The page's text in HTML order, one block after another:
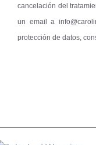
cancelación del
un email a
protección de datos,